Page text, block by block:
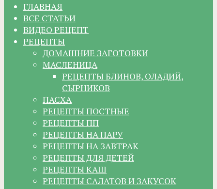
ГЛАВНАЯ
ВСЕ СТАТЬИ
ВИДЕО РЕЦЕПТ
РЕЦЕПТЫ
ДОМАШНИЕ ЗАГОТОВКИ
МАСЛЕНИЦА
РЕЦЕПТЫ БЛИНОВ, ОЛАДИЙ,
СЫРНИКОВ
ПАСХА
РЕЦЕПТЫ ПОСТНЫЕ
РЕЦЕПТЫ ПП
РЕЦЕПТЫ НА ПАРУ
РЕЦЕПТЫ НА ЗАВТРАК
РЕЦЕПТЫ ДЛЯ ДЕТЕЙ
РЕЦЕПТЫ КАШ
РЕЦЕПТЫ САЛАТОВ И ЗАКУСОК